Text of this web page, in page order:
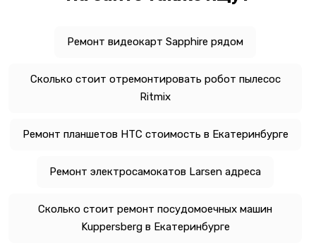
Ремонт видеокарт Sapphire рядом
Сколько стоит отремонтировать робот пылесос
Ritmix
Ремонт планшетов HTC стоимость в Екатеринбурге
Ремонт электросамокатов Larsen адреса
Сколько стоит ремонт посудомоечных машин
Kuppersberg в Екатеринбурге